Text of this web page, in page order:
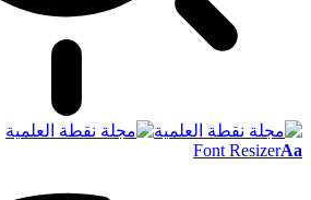
Font ResizerAa